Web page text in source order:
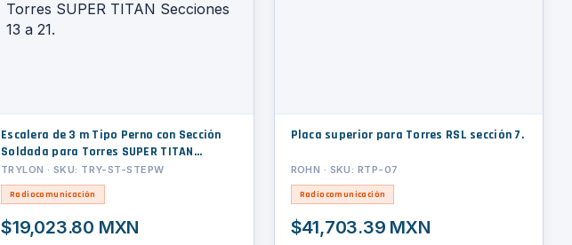
Escalera de 3 m Tipo Perno con Sección
Soldada para Torres SUPER TITAN
Secciones 13 a 21.
TRYLON · SKU: TRY-ST-STEPW
Radiocomunicación
$19,023.80 MXN
Placa superior para Torres RSL sección 7.
ROHN · SKU: RTP-07
Radiocomunicación
$41,703.39 MXN